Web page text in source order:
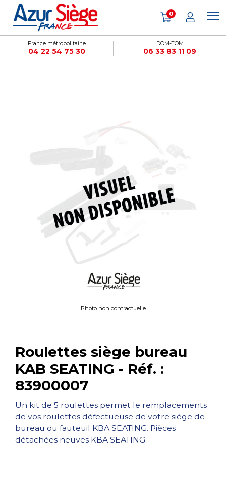
France métropolitaine
04 22 54 75 30
DOM-TOM
06 33 83 11 09
0
Roulettes siège bureau
KAB SEATING - Réf. :
83900007
Un kit de 5 roulettes permet le remplacements
de vos roulettes défectueuse de votre siège de
bureau ou fauteuil KBA SEATING. Pièces
détachées neuves KBA SEATING.
Photo non contractuelle
Panneau de gestion des cookies